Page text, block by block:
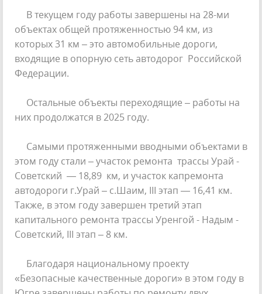
В текущем году работы завершены на 28-ми
объектах общей протяженностью 94 км, из
которых 31 км – это автомобильные дороги,
входящие в опорную сеть автодорог Российской
Федерации.
Остальные объекты переходящие – работы на
них продолжатся в 2025 году.
Самыми протяженными вводными объектами в
этом году стали – участок ремонта трассы Урай -
Советский — 18,89 км, и участок капремонта
автодороги г.Урай – с.Шаим, III этап — 16,41 км.
Также, в этом году завершен третий этап
капитального ремонта трассы Уренгой - Надым -
Советский, III этап – 8 км.
Благодаря национальному проекту
«Безопасные качественные дороги» в этом году в